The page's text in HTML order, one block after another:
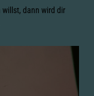
dann wird dir